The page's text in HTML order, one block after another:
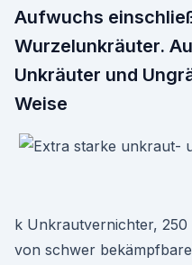
Aufwuchs
Wurzelunkräuter.
Unkräuter und
Weise
k Unkrautvernichter,
von schwer